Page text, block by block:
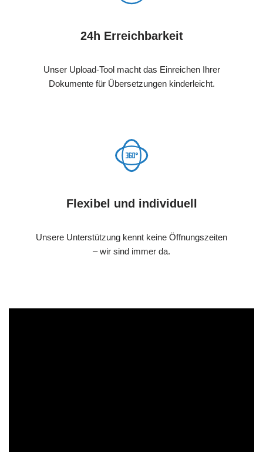
24h Erreichbarkeit
Unser Upload-Tool macht das Einreichen Ihrer
Dokumente für Übersetzungen kinderleicht.
Flexibel und individuell
Unsere Unterstützung kennt keine Öffnungszeiten
– wir sind immer da.